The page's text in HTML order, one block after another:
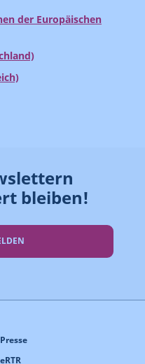
der Europäischen
bleiben!
Presse
eRTR